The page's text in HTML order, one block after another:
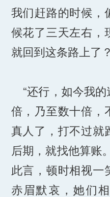
我们赶路的时候，
候花了三天左右，
就回到这条路上了
“还行，如今我的
倍，乃至数十倍，
真人了，打不过就
后期，就找他算账
此言，顿时相视一
赤眉默哀，她们